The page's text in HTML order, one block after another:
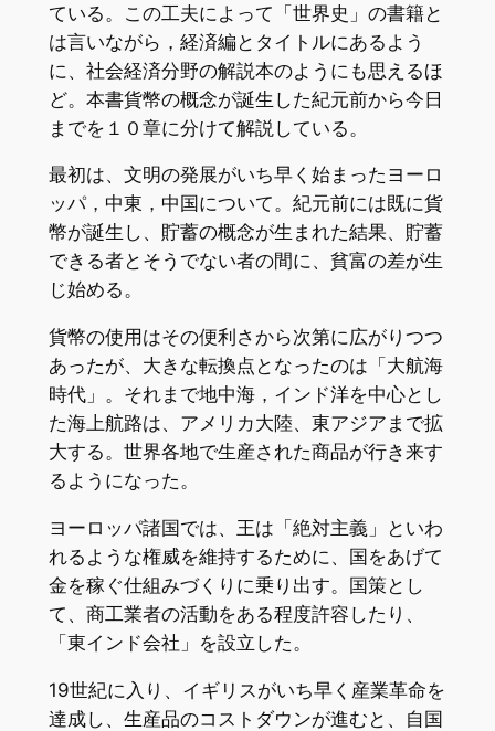
ている。この工夫によって「世界史」の書籍と
は言いながら，経済編とタイトルにあるよう
に、社会経済分野の解説本のようにも思えるほ
ど。本書貨幣の概念が誕生した紀元前から今日
までを１０章に分けて解説している。
最初は、文明の発展がいち早く始まったヨーロ
ッパ，中東，中国について。紀元前には既に貨
幣が誕生し、貯蓄の概念が生まれた結果、貯蓄
できる者とそうでない者の間に、貧富の差が生
じ始める。
貨幣の使用はその便利さから次第に広がりつつ
あったが、大きな転換点となったのは「大航海
時代」。それまで地中海，インド洋を中心とし
た海上航路は、アメリカ大陸、東アジアまで拡
大する。世界各地で生産された商品が行き来す
るようになった。
ヨーロッパ諸国では、王は「絶対主義」といわ
れるような権威を維持するために、国をあげて
金を稼ぐ仕組みづくりに乗り出す。国策とし
て、商工業者の活動をある程度許容したり、
「東インド会社」を設立した。
19世紀に入り、イギリスがいち早く産業革命を
達成し、生産品のコストダウンが進むと、自国